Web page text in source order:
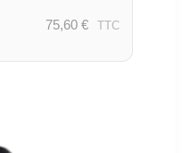
75,60 € TTC